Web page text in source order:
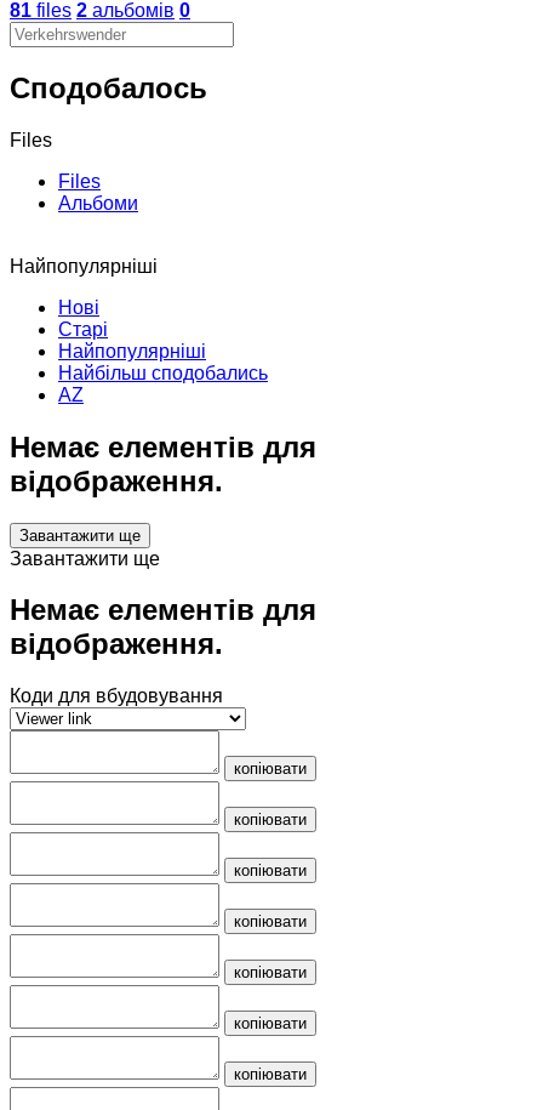
81 files 2 альбомів 0
Сподобалось
Files
Files
Альбоми
Найпопулярніші
Нові
Старі
Найпопулярніші
Найбільш сподобались
AZ
Немає елементів для
відображення.
Завантажити ще
Завантажити ще
Немає елементів для
відображення.
Коди для вбудовування
копіювати
копіювати
копіювати
копіювати
копіювати
копіювати
копіювати